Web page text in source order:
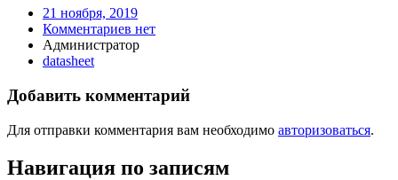
21 ноября, 2019
Комментариев нет
Администратор
datasheet
Добавить комментарий
Для отправки комментария вам необходимо авторизоваться.
Навигация по записям